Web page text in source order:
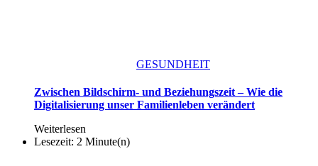
GESUNDHEIT
Zwischen Bildschirm- und Beziehungszeit – Wie die
Digitalisierung unser Familienleben verändert
Weiterlesen
Lesezeit: 2 Minute(n)